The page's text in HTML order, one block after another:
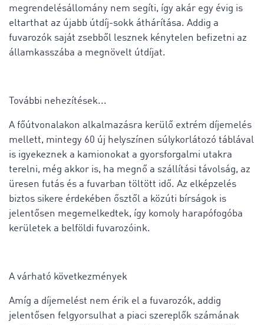
megrendelésállomány nem segíti, így akár egy évig is
eltarthat az újabb útdíj-sokk áthárítása. Addig a
fuvarozók saját zsebből lesznek kénytelen befizetni az
államkasszába a megnövelt útdíjat.
További nehezítések...
A főútvonalakon alkalmazásra kerülő extrém díjemelés
mellett, mintegy 60 új helyszínen súlykorlátozó táblával
is igyekeznek a kamionokat a gyorsforgalmi utakra
terelni, még akkor is, ha megnő a szállítási távolság, az
üresen futás és a fuvarban töltött idő. Az elképzelés
biztos sikere érdekében ősztől a közúti bírságok is
jelentősen megemelkedtek, így komoly harapófogóba
kerületek a belföldi fuvarozóink.
A várható következmények
Amíg a díjemelést nem érik el a fuvarozók, addig
jelentősen felgyorsulhat a piaci szereplők számának